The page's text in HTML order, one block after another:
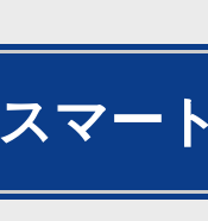
スマー